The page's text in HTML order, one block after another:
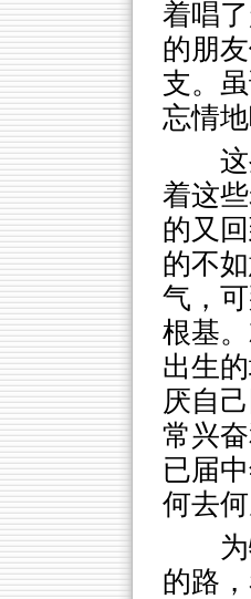
着唱
的朋
支。
忘情
着这
的又
的不
气，
根基
出生
厌自
常兴
已届
何去
的路